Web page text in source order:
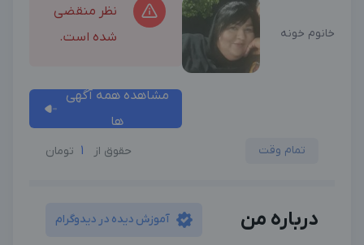
خانوم خونه
نظر منقضی
شده است.
مشاهده همه آگهی
ها
تمام وقت حقوق از 1 تومان
درباره من آموزش دیده در دیدوگرام